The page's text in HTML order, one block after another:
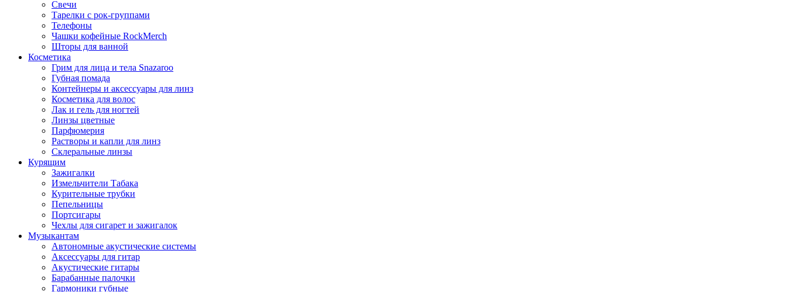
Свечи
Тарелки с рок-группами
Телефоны
Чашки кофейные RockMerch
Шторы для ванной
Косметика
Грим для лица и тела Snazaroo
Губная помада
Контейнеры и аксессуары для линз
Косметика для волос
Лак и гель для ногтей
Линзы цветные
Парфюмерия
Растворы и капли для линз
Склеральные линзы
Курящим
Зажигалки
Измельчители Табака
Курительные трубки
Пепельницы
Портсигары
Чехлы для сигарет и зажигалок
Музыкантам
Автономные акустические системы
Аксессуары для гитар
Акустические гитары
Барабанные палочки
Гармоники губные